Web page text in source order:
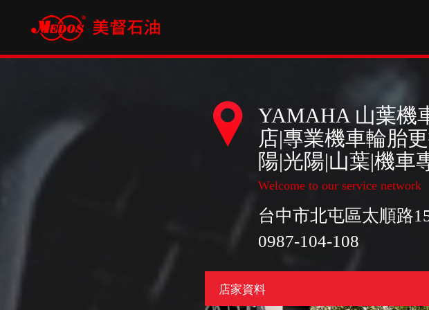
YAMAHA 山葉機
店|專業機車輪胎
陽|光陽|山葉|機車
Welcome to our service network
台中市北屯區太順路
0987-104-108
店家資料